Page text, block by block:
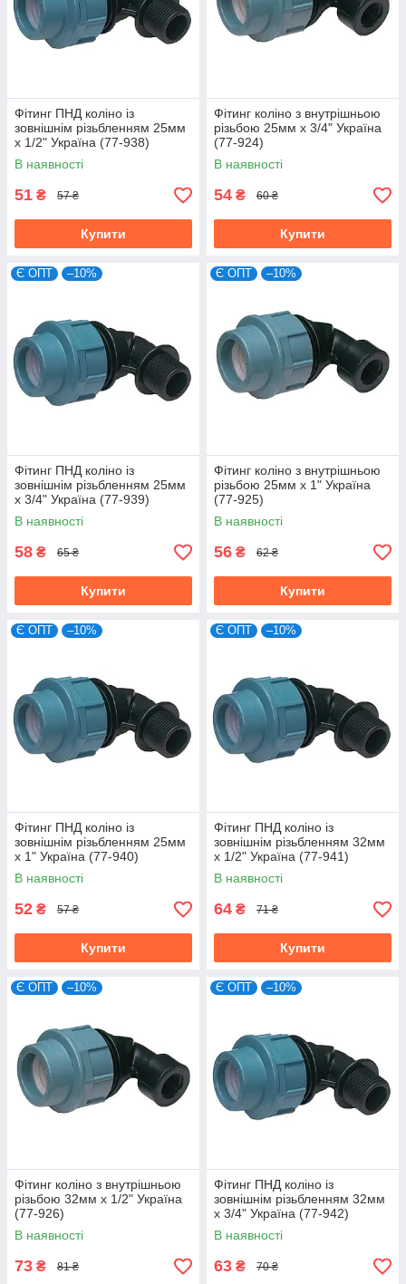
Фітинг ПНД коліно із
зовнішнім різьбленням 25мм
х 1/2" Україна (77-938)
В наявності
51 ₴ 57 ₴
Купити
Фітинг коліно з внутрішньою
різьбою 25мм х 3/4" Україна
(77-924)
В наявності
54 ₴ 60 ₴
Купити
Є ОПТ –10%
Фітинг ПНД коліно із
зовнішнім різьбленням 25мм
х 3/4" Україна (77-939)
В наявності
58 ₴ 65 ₴
Купити
Є ОПТ –10%
Фітинг коліно з внутрішньою
різьбою 25мм х 1" Україна
(77-925)
В наявності
56 ₴ 62 ₴
Купити
Є ОПТ –10%
Фітинг ПНД коліно із
зовнішнім різьбленням 25мм
х 1" Україна (77-940)
В наявності
52 ₴ 57 ₴
Купити
Є ОПТ –10%
Фітинг ПНД коліно із
зовнішнім різьбленням 32мм
х 1/2" Україна (77-941)
В наявності
64 ₴ 71 ₴
Купити
Є ОПТ –10%
Фітинг коліно з внутрішньою
різьбою 32мм х 1/2" Україна
(77-926)
В наявності
73 ₴ 81 ₴
Є ОПТ –10%
Фітинг ПНД коліно із
зовнішнім різьбленням 32мм
х 3/4" Україна (77-942)
В наявності
63 ₴ 70 ₴